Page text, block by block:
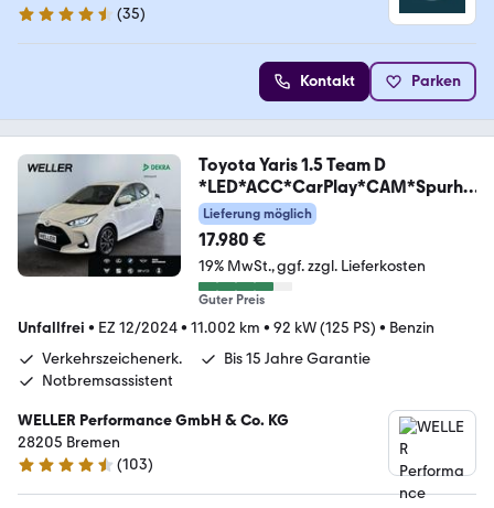
4.7 Sterne
(35)
Kontakt Parken
Toyota Yaris 1.5 Team D
*LED*ACC*CarPlay*CAM*Spurha
lte*
Lieferung möglich
17.980 €
19% MwSt. ggf. zzgl. Lieferkosten
Guter Preis
Unfallfrei • EZ 12/2024• 11.002 km • 92 kW (125 PS) • Benzin
Verkehrszeichenerk.
Bis 15 Jahre Garantie
Notbremsassistent
WELLER Performance GmbH & Co. KG
28205 Bremen
4.3 Sterne
(103)